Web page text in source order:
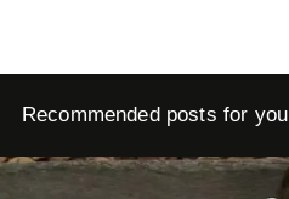
Recommended posts for you